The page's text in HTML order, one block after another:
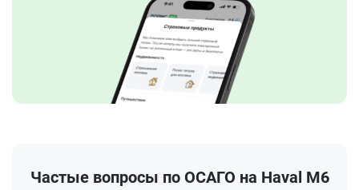
Частые вопросы по ОСАГО на Haval M6